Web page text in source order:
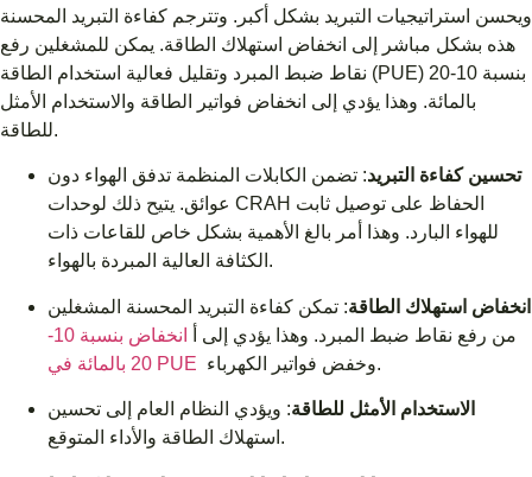
ويحسن استراتيجيات التبريد بشكل أكبر. وتترجم كفاءة التبريد المحسنة
هذه بشكل مباشر إلى انخفاض استهلاك الطاقة. يمكن للمشغلين رفع
نقاط ضبط المبرد وتقليل فعالية استخدام الطاقة (PUE) بنسبة 10-20
بالمائة. وهذا يؤدي إلى انخفاض فواتير الطاقة والاستخدام الأمثل
للطاقة.
تحسين كفاءة التبريد: تضمن الكابلات المنظمة تدفق الهواء دون
عوائق. يتيح ذلك لوحدات CRAH الحفاظ على توصيل ثابت
للهواء البارد. وهذا أمر بالغ الأهمية بشكل خاص للقاعات ذات
الكثافة العالية المبردة بالهواء.
انخفاض استهلاك الطاقة: تمكن كفاءة التبريد المحسنة المشغلين
من رفع نقاط ضبط المبرد. وهذا يؤدي إلى أ
انخفاض بنسبة 10-
20 بالمائة في PUE
وخفض فواتير الكهرباء.
الاستخدام الأمثل للطاقة: ويؤدي النظام العام إلى تحسين
استهلاك الطاقة والأداء المتوقع.